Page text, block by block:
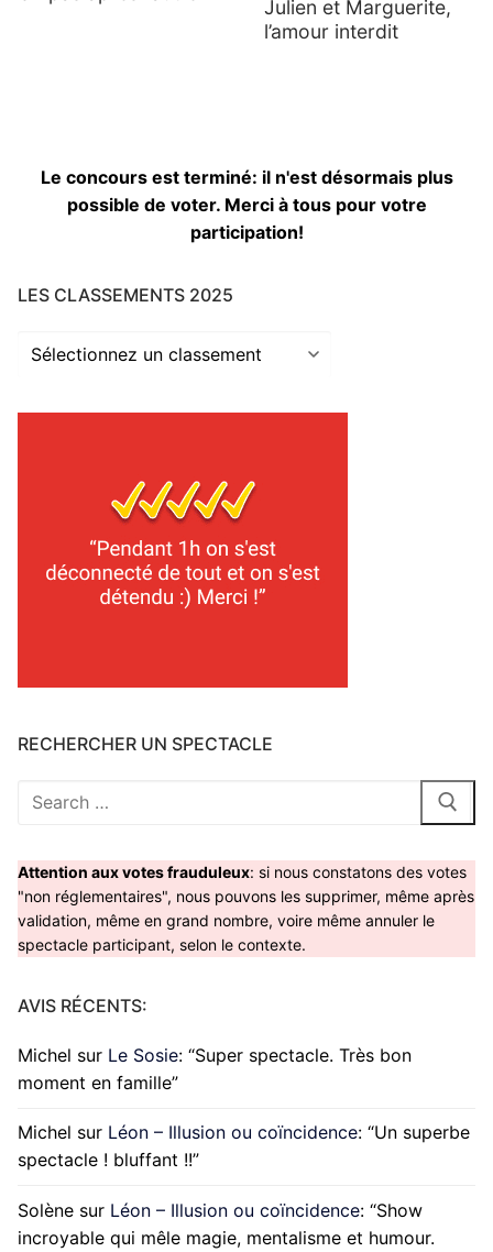
Julien et Marguerite,
l’amour interdit
Le concours est terminé: il n'est désormais plus
possible de voter. Merci à tous pour votre
participation!
LES CLASSEMENTS 2025
Les
RECHERCHER UN SPECTACLE
Rechercher
Attention aux votes frauduleux: si nous constatons des votes
"non réglementaires", nous pouvons les supprimer, même après
validation, même en grand nombre, voire même annuler le
spectacle participant, selon le contexte.
AVIS RÉCENTS:
Michel sur Le Sosie: “Super spectacle. Très bon
moment en famille”
Michel sur Léon – Illusion ou coïncidence: “Un superbe
spectacle ! bluffant !!”
Solène sur Léon – Illusion ou coïncidence: “Show
incroyable qui mêle magie, mentalisme et humour.